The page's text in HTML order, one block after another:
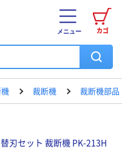
カゴ
メニュー
裁断機 裁断機部品
刃セット 裁断機 PK-213H